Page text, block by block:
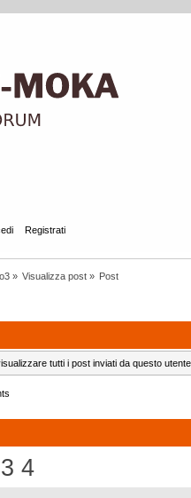
Registrati
» Visualizza post» Post
tutti i post inviati da questo
3 4